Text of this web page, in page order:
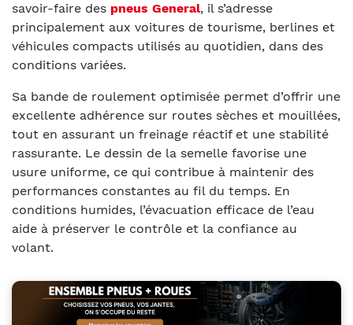
savoir-faire des pneus General, il s’adresse
principalement aux voitures de tourisme, berlines et
véhicules compacts utilisés au quotidien, dans des
conditions variées.
Sa bande de roulement optimisée permet d’offrir une
excellente adhérence sur routes sèches et mouillées,
tout en assurant un freinage réactif et une stabilité
rassurante. Le dessin de la semelle favorise une
usure uniforme, ce qui contribue à maintenir des
performances constantes au fil du temps. En
conditions humides, l’évacuation efficace de l’eau
aide à préserver le contrôle et la confiance au
volant.